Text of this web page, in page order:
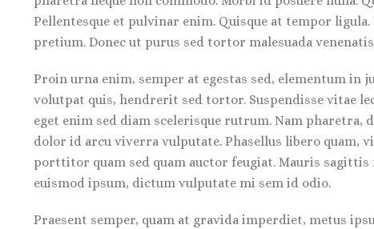
Pellentesque et pulvinar enim. Quisque at tempor
pretium. Donec ut purus sed tortor malesuada
Proin urna enim, semper at egestas sed, elementum
volutpat quis, hendrerit sed tortor. Suspendisse vitae
eget enim sed diam scelerisque rutrum. Nam
dolor id arcu viverra vulputate. Phasellus libero quam,
porttitor quam sed quam auctor feugiat. Mauris sagittis
euismod ipsum, dictum vulputate mi sem id odio.
Praesent semper, quam at gravida imperdiet, metus